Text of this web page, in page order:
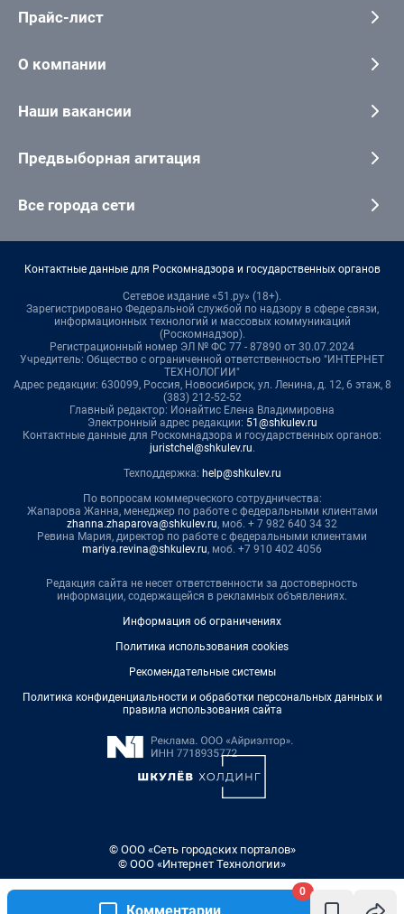
0
Прайс-лист
О компании
Наши вакансии
Предвыборная агитация
Все города сети
Контактные данные для Роскомнадзора и государственных органов
Сетевое издание «51.ру» (18+).
Зарегистрировано Федеральной службой по надзору в сфере связи,
информационных технологий и массовых коммуникаций
(Роскомнадзор).
Регистрационный номер ЭЛ № ФС 77 - 87890 от 30.07.2024
Учредитель: Общество с ограниченной ответственностью "ИНТЕРНЕТ
ТЕХНОЛОГИИ"
Адрес редакции: 630099, Россия, Новосибирск, ул. Ленина, д. 12, 6 этаж, 8
(383) 212-52-52
Главный редактор: Ионайтис Елена Владимировна
Электронный адрес редакции: 51@shkulev.ru
Контактные данные для Роскомнадзора и государственных органов:
juristchel@shkulev.ru.
Техподдержка: help@shkulev.ru
По вопросам коммерческого сотрудничества:
Жапарова Жанна, менеджер по работе с федеральными клиентами
zhanna.zhaparova@shkulev.ru, моб. + 7 982 640 34 32
Ревина Мария, директор по работе с федеральными клиентами
mariya.revina@shkulev.ru, моб. +7 910 402 4056
Редакция сайта не несет ответственности за достоверность
информации, содержащейся в рекламных объявлениях.
Информация об ограничениях
Политика использования cookies
Рекомендательные системы
Политика конфиденциальности и обработки персональных данных и
правила использования сайта
© ООО «Сеть городских порталов»
© ООО «Интернет Технологии»